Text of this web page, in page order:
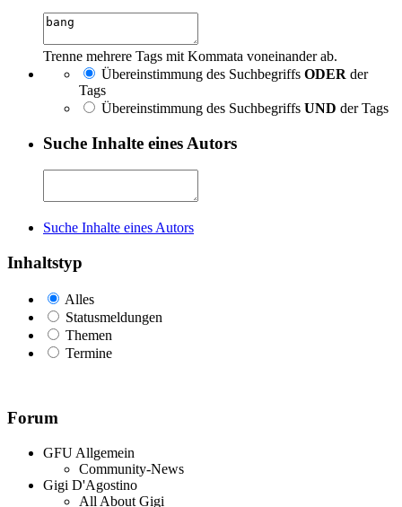
Trenne mehrere Tags mit Kommata voneinander ab.
Übereinstimmung des Suchbegriffs ODER der
Tags
Übereinstimmung des Suchbegriffs UND der Tags
Suche Inhalte eines Autors
Suche Inhalte eines Autors
Inhaltstyp
Alles
Statusmeldungen
Themen
Termine
Forum
GFU Allgemein
Community-News
Gigi D'Agostino
All About Gigi